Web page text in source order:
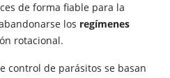
de forma fiable para la
los regímenes
rotacional.
control de parásitos se basan